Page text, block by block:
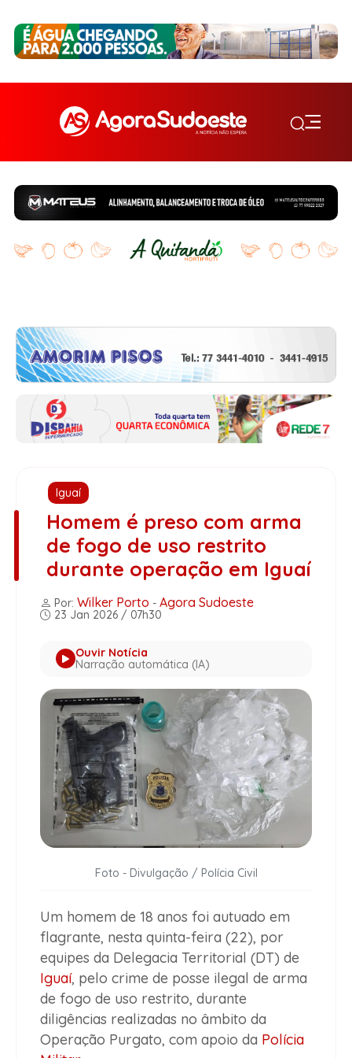
Iguaí
Homem é preso com arma
de fogo de uso restrito
durante operação em Iguaí
Por: Wilker Porto - Agora Sudoeste
23 Jan 2026 / 07h30
Ouvir Notícia
Narração automática (IA)
Foto - Divulgação / Polícia Civil
Um homem de 18 anos foi autuado em
flagrante, nesta quinta-feira (22), por
equipes da Delegacia Territorial (DT) de
Iguaí, pelo crime de posse ilegal de arma
de fogo de uso restrito, durante
diligências realizadas no âmbito da
Operação Purgato, com apoio da Polícia